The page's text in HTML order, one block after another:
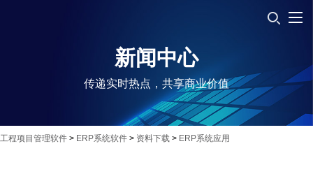
新闻中心
传递实时热点，共享商业价值
工程项目管理软件 > ERP系统软件 > 资料下载 > ERP系统应用